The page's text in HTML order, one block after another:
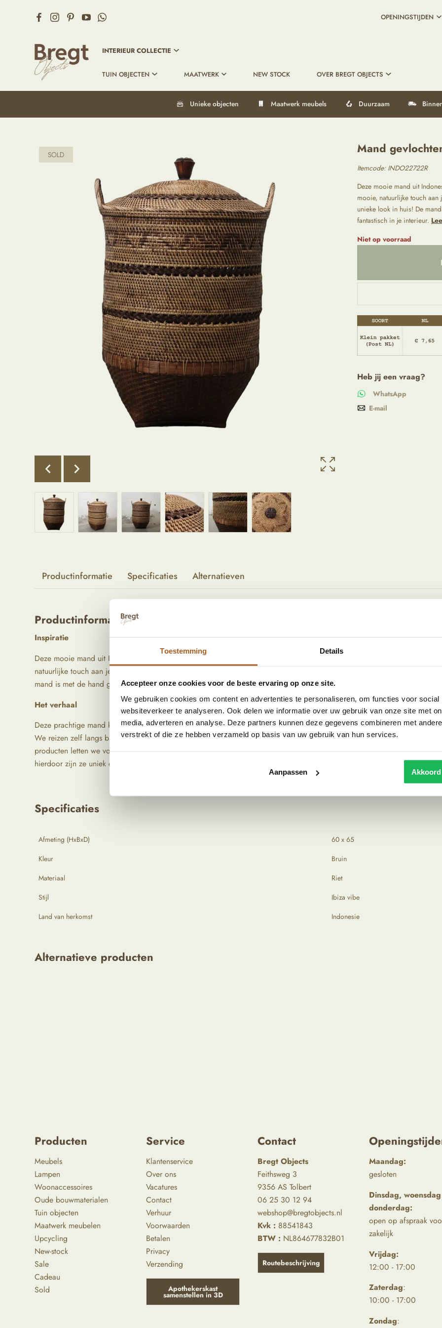
Toestemming Details
Accepteer onze cookies voor de beste ervaring op onze site.
We gebruiken cookies om content en advertenties te personaliseren, om functies voor
websiteverkeer te analyseren. Ook delen we informatie over uw gebruik van onze site met
media, adverteren en analyse. Deze partners kunnen deze gegevens combineren met
verstrekt of die ze hebben verzameld op basis van uw gebruik van hun services.
Aanpassen Akkoord
OPENINGSTIJDEN
INTERIEUR COLLECTIE
TUIN OBJECTEN MAATWERK NEW STOCK OVER BREGT OBJECTS
Unieke objecten Maatwerk meubels Duurzaam
SOLD Mand
Itemcode: INDO22722R
Deze mooie mand uit
mooie, natuurlijke touch
unieke look in huis! De
fantastisch in je interieur.
Niet op voorraad
Heb jij een vraag?
WhatsApp
E-mail
Productinformatie Specificaties Alternatieven
Productinformatie
Inspiratie
Deze mooie mand uit Indonesië is een echte eyecatcher! Deze handgemaakte mand geeft een mooie,
natuurlijke touch aan je interieur. Tropisch, stijlvol en net even wat anders voor een unieke look in huis! De
mand is met de hand gemaakt en door natuurlijke materialen staat het fantastisch in je interieur.
Het verhaal
Deze prachtige mand komt uit Indonesië. Doordat de mandjes met de hand zijn gemaakt is elk item uniek!
We reizen zelf langs bijzondere locaties om de mooiste items op te speuren. Tijdens het zoeken naar die
producten letten we vooral op kwaliteit en oorsprong. De producten komen rechtstreeks uit het verleden,
hierdoor zijn ze uniek en hebben ze een prachtig geleefd uiterlijk.
Specificaties
Afmeting (HxBxD)
60 x 65
Kleur
Bruin
Materiaal
Riet
Stijl
Ibiza vibe
Land van herkomst
Indonesie
Alternatieve producten
Producten
Meubels
Lampen
Woonaccessoires
Oude bouwmaterialen
Tuin objecten
Maatwerk meubelen
Upcycling
New-stock
Sale
Cadeau
Sold
Service
Klantenservice
Over ons
Vacatures
Contact
Verhuur
Voorwaarden
Betalen
Privacy
Verzending
Apothekerskast
samenstellen in 3D
Contact
Bregt Objects
Feithsweg 3
9356 AS Tolbert
06 25 30 12 94
webshop@bregtobjects.nl
Kvk : 88541843
BTW : NL864677832B01
Routebeschrijving
Maandag:
gesloten
Dinsdag,
donderdag:
open op afspraak
zakelijk
Vrijdag:
12:00 - 17:00
Zaterdag:
10:00 - 17:00
Zondag: